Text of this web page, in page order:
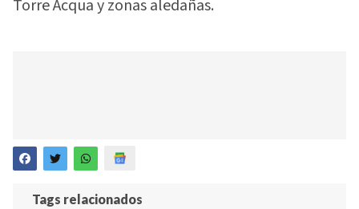
Torre Acqua y zonas aledañas.
Tags relacionados